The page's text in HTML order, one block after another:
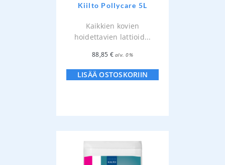
Kiilto Pollycare 5L
Kaikkien kovien
hoidettavien lattioid...
88,85 € alv. 0%
LISÄÄ OSTOSKORIIN